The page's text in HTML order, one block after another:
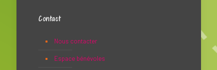
Contact
Nous contacter
Espace bénévoles